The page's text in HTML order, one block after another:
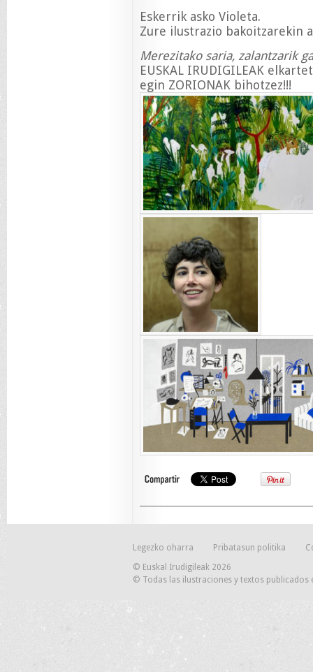
Eskerrik asko Violeta.
Zure ilustrazio bakoitzarekin
Merezitako saria, zalantzarik
EUSKAL IRUDIGILEAK
egin ZORIONAK bihotzez!!!
Legezko oharra Pribatasun politika
© Euskal Irudigileak 2026
© Todas las ilustraciones y textos publicados